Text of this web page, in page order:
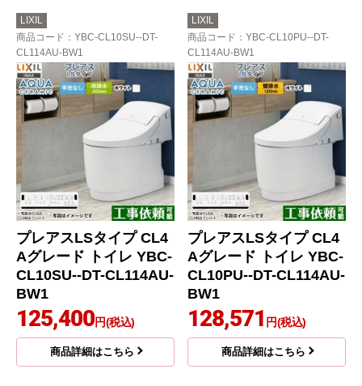
LIXIL
商品コード ：YBC-CL10SU--DT-
CL114AU-BW1
プレアスLSタイプ CL4
Aグレード トイレ YBC-
CL10SU--DT-CL114AU-
BW1
125,400円(税込)
商品詳細はこちら
LIXIL
商品コード ：YBC-CL10PU--DT-
CL114AU-BW1
プレアスLSタイプ CL4
Aグレード トイレ YBC-
CL10PU--DT-CL114AU-
BW1
128,571 円(税込)
商品詳細はこちら